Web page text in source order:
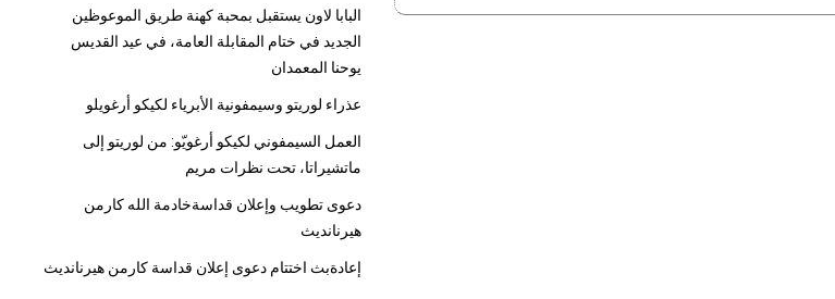
البابا لاون يستقبل بمحبة كهنة طريق الموعوظين
الجديد في ختام المقابلة العامة، في عيد القديس
يوحنا المعمدان
عذراء لوريتو وسيمفونية الأبرياء لكيكو أرغويلو
العمل السيمفوني لكيكو أرغويّو: من لوريتو إلى
ماتشيراتا، تحت نظرات مريم
دعوى تطويب وإعلان قداسةخادمة الله كارمن
هيرنانديث
إعادةبث اختتام دعوى إعلان قداسة كارمن هيرنانديث